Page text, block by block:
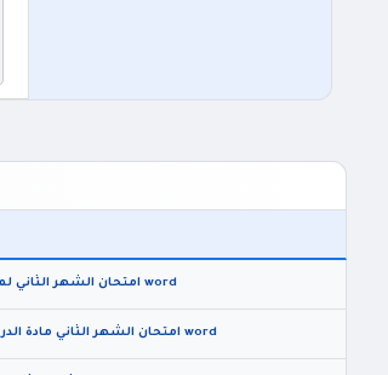
word امتحان الشهر الثاني لمادة اللغة العربية للصف الاول الثانوي الفصل الثاني 2026
word امتحان الشهر الثاني مادة الدراسات الاجتماعية الاجتماعيات للصف الثامن الفصل الثاني 2026